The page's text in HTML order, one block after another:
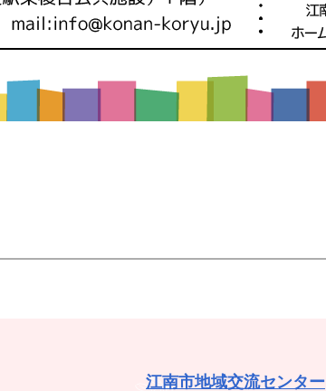
江南市地域交流センター